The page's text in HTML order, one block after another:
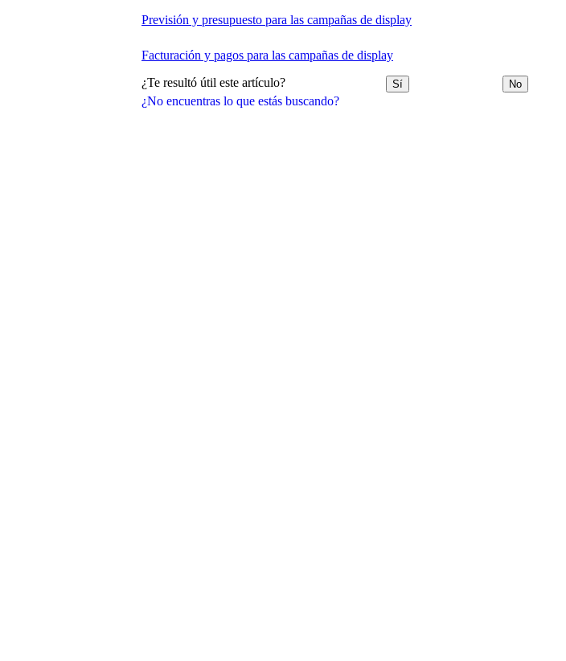
¿No encuentras lo que estás buscando?
Previsión y presupuesto para las campañas de display
Facturación y pagos para las campañas de display
¿Te resultó útil este artículo? Sí No